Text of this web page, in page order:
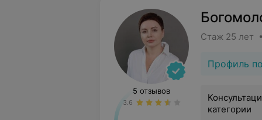
Стаж 25 лет
Профиль
5 отзывов
3.6
категории